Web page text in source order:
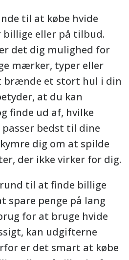
til at købe hvide
billige eller på tilbud.
det dig mulighed for
mærker, typer eller
brænde et stort hul i din
at du kan
finde ud af, hvilke
bedst til dine
dig om at spilde
der ikke virker for dig.
til at finde billige
spare penge på lang
for at bruge hvide
kan udgifterne
er det smart at købe